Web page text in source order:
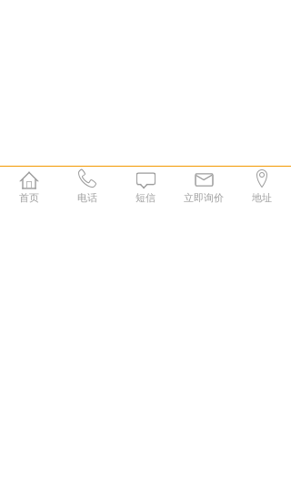
首页 电话 短信 立即询价 地址